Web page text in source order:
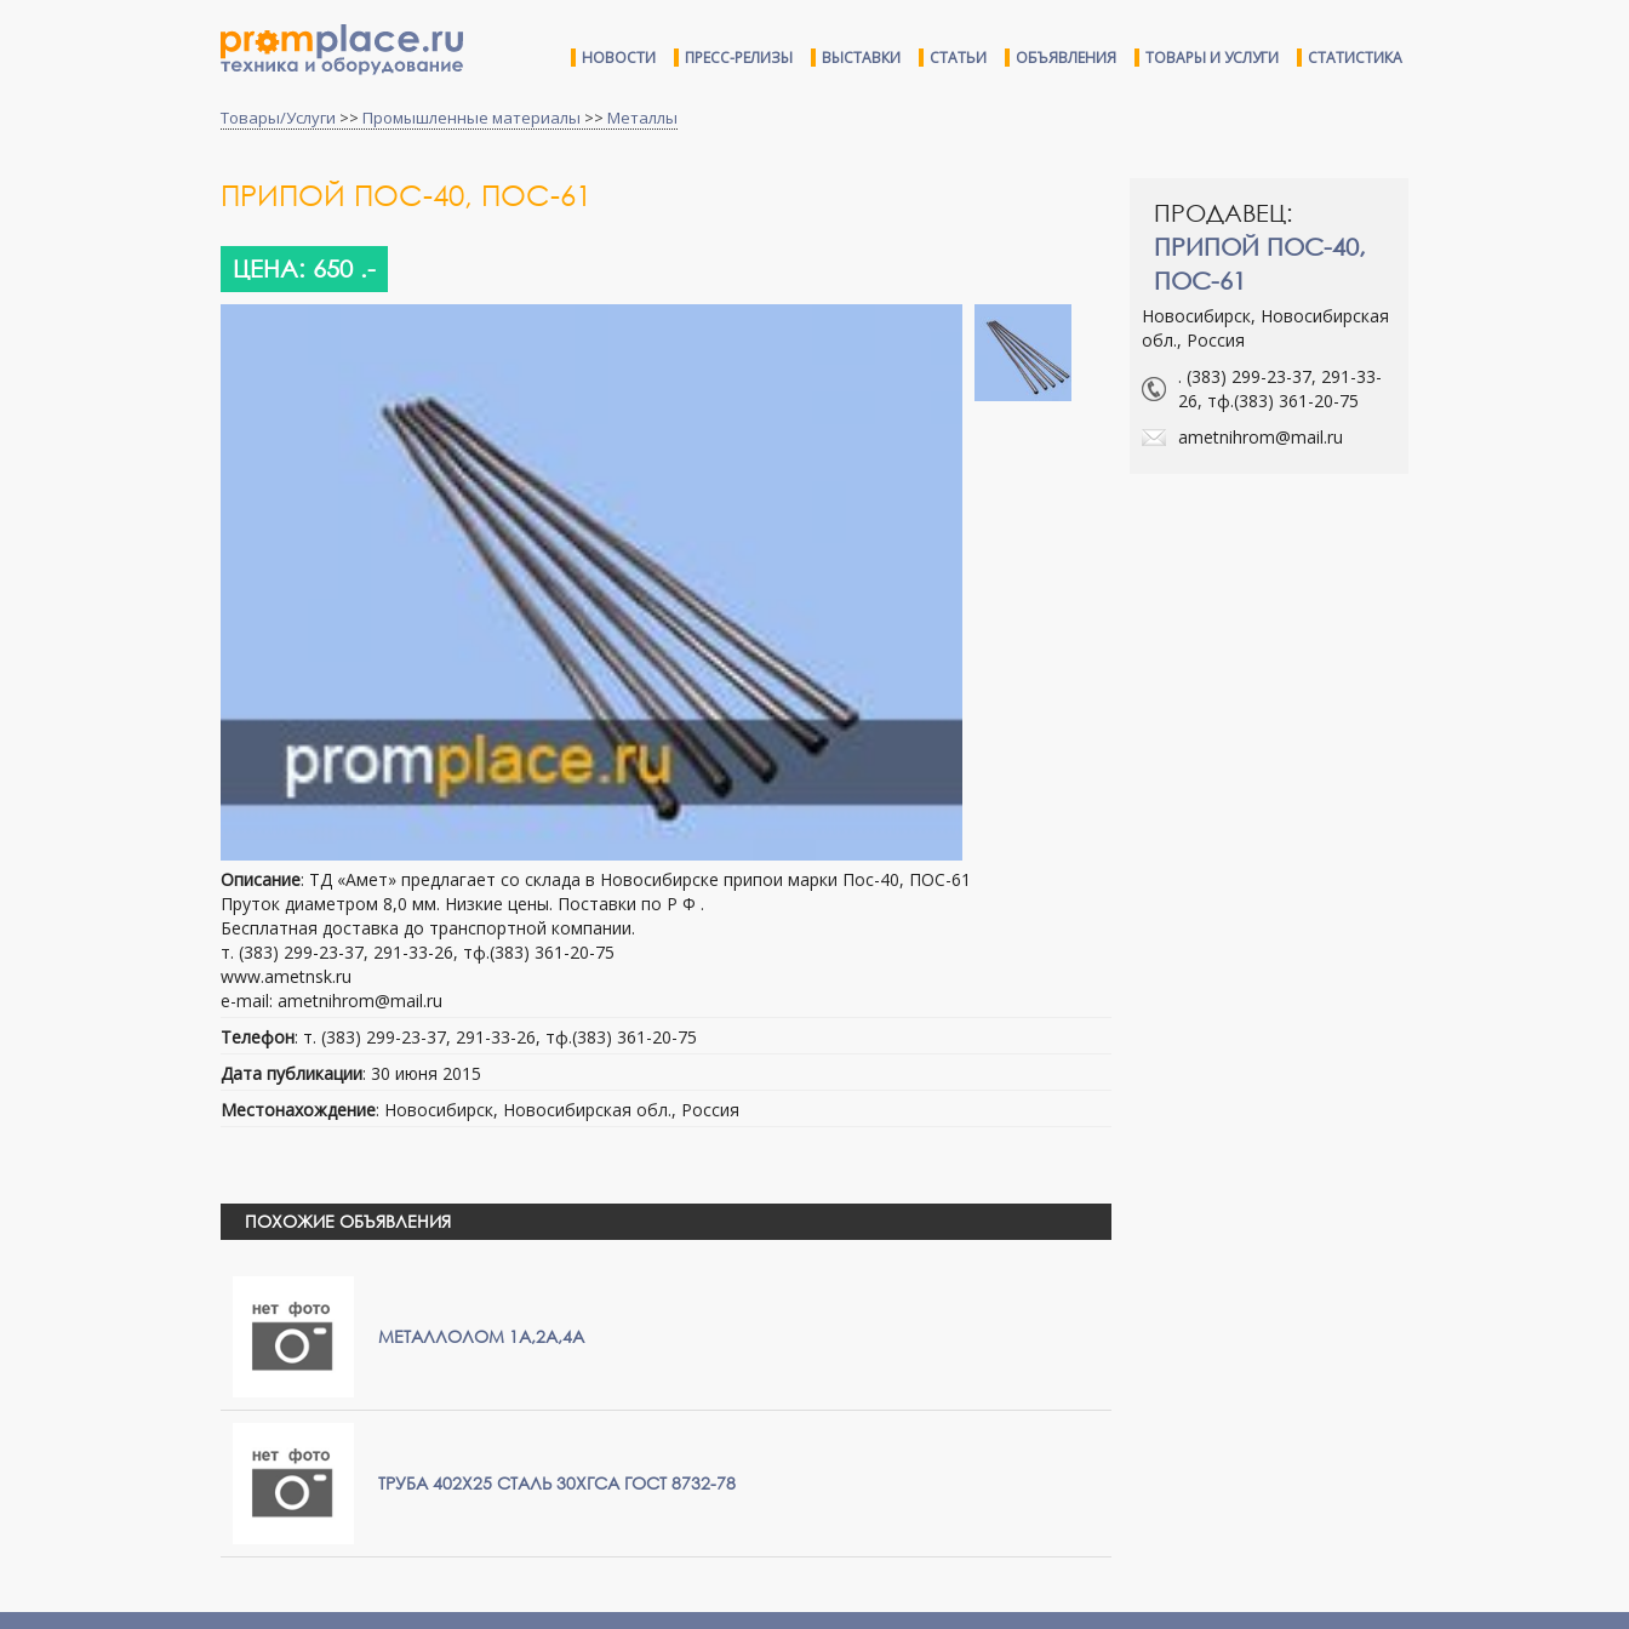
НОВОСТИ ПРЕСС-РЕЛИЗЫ ВЫСТАВКИ СТАТЬИ ОБЪЯВЛЕНИЯ ТОВАРЫ И УСЛУГИ СТАТИСТИКА
Товары/Услуги >> Промышленные материалы >> Металлы
ПРИПОЙ ПОС-40, ПОС-61
ЦЕНА: 650 .-
Описание: ТД «Амет» предлагает со склада в Новосибирске припои марки Пос-40, ПОС-61
Пруток диаметром 8,0 мм. Низкие цены. Поставки по Р Ф .
Бесплатная доставка до транспортной компании.
т. (383) 299-23-37, 291-33-26, тф.(383) 361-20-75
www.ametnsk.ru
e-mail: ametnihrom@mail.ru
Телефон: т. (383) 299-23-37, 291-33-26, тф.(383) 361-20-75
Дата публикации: 30 июня 2015
Местонахождение: Новосибирск, Новосибирская обл., Россия
ПОХОЖИЕ ОБЪЯВЛЕНИЯ
МЕТАЛЛОЛОМ 1А,2А,4А
ТРУБА 402Х25 СТАЛЬ 30ХГСА ГОСТ 8732-78
ПРОДАВЕЦ:
ПРИПОЙ ПОС-40,
ПОС-61
Новосибирск, Новосибирская
обл., Россия
. (383) 299-23-37, 291-33-
26, тф.(383) 361-20-75
ametnihrom@mail.ru